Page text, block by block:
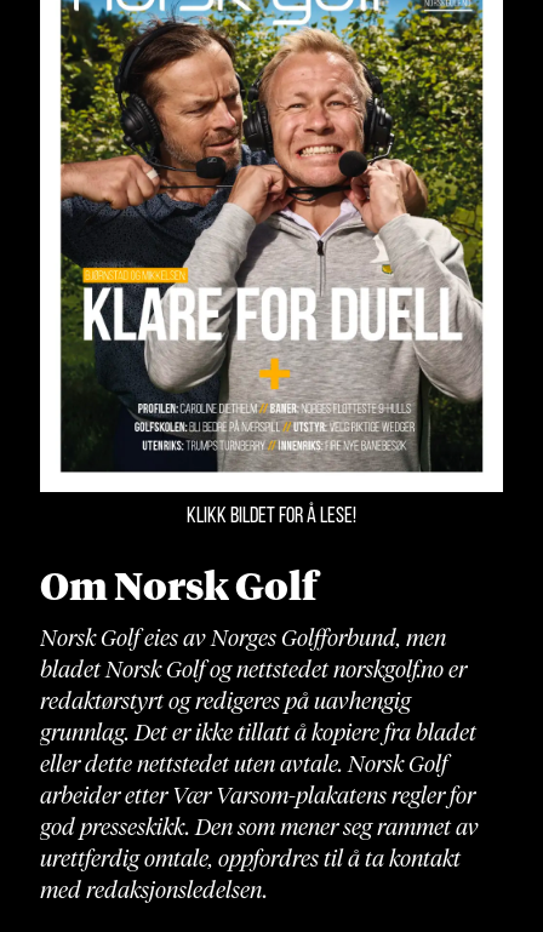
KLIKK BILDET FOR Å LESE!
Om Norsk Golf
Norsk Golf eies av Norges Golfforbund, men
bladet Norsk Golf og nettstedet norskgolf.no er
redaktørstyrt og redigeres på uavhengig
grunnlag. Det er ikke tillatt å kopiere fra bladet
eller dette nettstedet uten avtale. Norsk Golf
arbeider etter Vær Varsom-plakatens regler for
god presseskikk. Den som mener seg rammet av
urettferdig omtale, oppfordres til å ta kontakt
med redaksjonsledelsen.